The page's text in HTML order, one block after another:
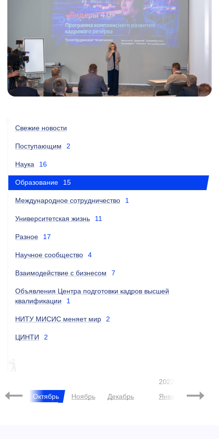
Свежие новости
Поступающим 2
Наука 16
Образование 15
Международное сотрудничество 1
Университетская жизнь 11
Разное 17
Научное сообщество 4
Взаимодействие с бизнесом 7
Объявления Центра подготовки кадров высшей
квалификации
1
НИТУ МИСИС меняет мир 2
ЦИНТИ 2
Октябрь Ноябрь Декабрь
2022
Январь